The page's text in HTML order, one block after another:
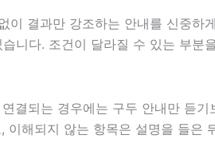
이 결과만 강조하는 안내를 신중
니다. 조건이 달라질 수 있는 부
결되는 경우에는 구두 안내만 듣
이해되지 않는 항목은 설명을 들